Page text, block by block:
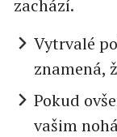
zachází.
Vytrvalé
znamená,
Pokud
vašim